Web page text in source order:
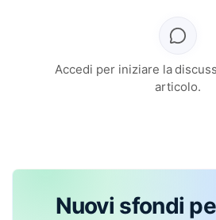
Accedi per iniziare la
articolo.
Nuovi sfondi